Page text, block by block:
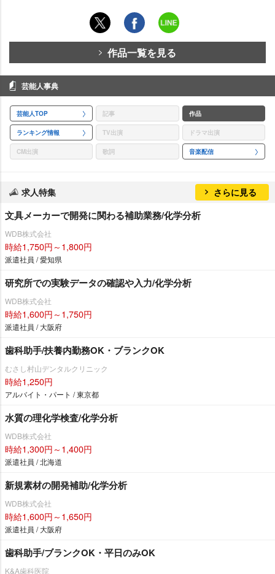
作品一覧を見る
芸能人事典
芸能人TOP 記事 作品
ランキング情報 TV出演 ドラマ出演
CM出演 歌詞 音楽配信
求人特集 さらに見る
文具メーカーで開発に関わる補助業務/化学分析
WDB株式会社
時給1,750円～1,800円
派遣社員 / 愛知県
研究所での実験データの確認や入力/化学分析
WDB株式会社
時給1,600円～1,750円
派遣社員 / 大阪府
歯科助手/扶養内勤務OK・ブランクOK
むさし村山デンタルクリニック
時給1,250円
アルバイト・パート / 東京都
水質の理化学検査/化学分析
WDB株式会社
時給1,300円～1,400円
派遣社員 / 北海道
新規素材の開発補助/化学分析
WDB株式会社
時給1,600円～1,650円
派遣社員 / 大阪府
歯科助手/ブランクOK・平日のみOK
K&A歯科医院